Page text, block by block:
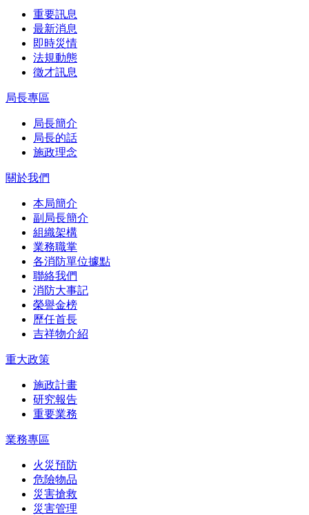
重要訊息
最新消息
即時災情
法規動態
徵才訊息
局長專區
局長簡介
局長的話
施政理念
關於我們
本局簡介
副局長簡介
組織架構
業務職掌
各消防單位據點
聯絡我們
消防大事記
榮譽金榜
歷任首長
吉祥物介紹
重大政策
施政計畫
研究報告
重要業務
業務專區
火災預防
危險物品
災害搶救
災害管理